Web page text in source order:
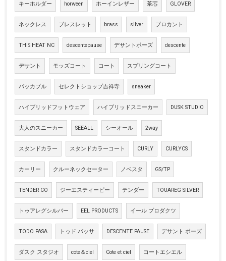
キーホルダー horween ホーインレザー 茶芯 GLOVER
ネックレス ブレスレット brass silver ブロカント
THIS HEAT NC descentepause デサントポーズ descente
デサント モッズコート コート スプリングコート
パッカブル セレクトショップ吉祥寺 sneaker
ハイブリッドフットウェア ハイブリッドスニーカー DUSK STUDIO
大人のスニーカー SEEALL シーオール 2way
スタンドカラー スタンドカラーコート CURLY CURLYCS
カーリー クルーネックセーター ノベスタ GS/TP
TENDER CO ジーエスティーピー テンダー TOUAREG SILVER
トゥアレグシルバー EEL PRODUCTS イール プロダクツ
TODO PASA トゥド パッサ DESCENTE PAUSE デサント ポーズ
ダスク スタジオ cote＆ciel Cote et ciel コートエシエル